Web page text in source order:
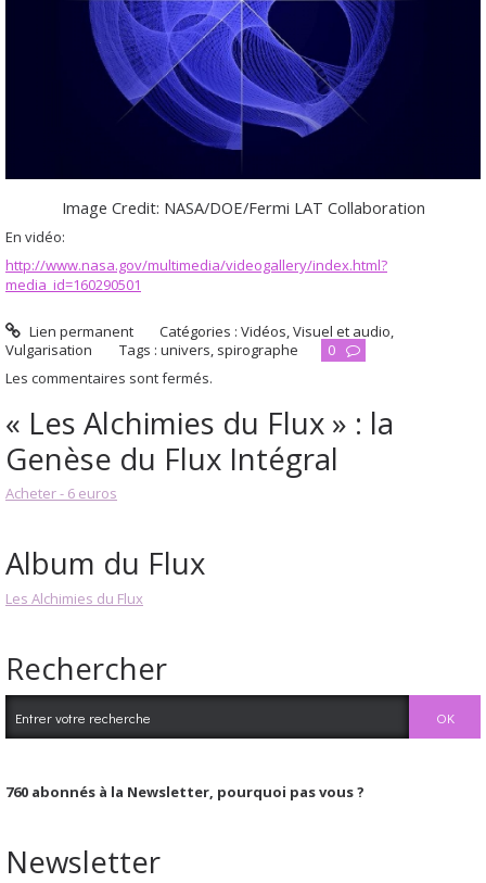
Image Credit: NASA/DOE/Fermi LAT Collaboration
En vidéo:
http://www.nasa.gov/multimedia/videogallery/index.html?
media_id=160290501
Lien permanent Catégories :Vidéos,Visuel et audio,
Vulgarisation
Tags : univers, spirographe
0
Les commentaires sont fermés.
« Les Alchimies du Flux » : la
Genèse du Flux Intégral
Acheter - 6 euros
Album du Flux
Les Alchimies du Flux
Rechercher
760 abonnés à la Newsletter, pourquoi pas vous ?
Newsletter